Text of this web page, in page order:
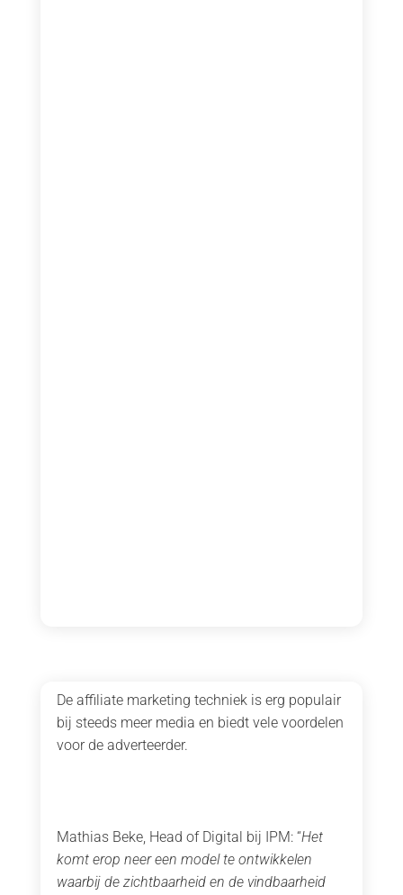
De affiliate marketing techniek is erg populair
bij steeds meer media en biedt vele voordelen
voor de adverteerder.
Mathias Beke, Head of Digital bij IPM: “Het
komt erop neer een model te ontwikkelen
waarbij de zichtbaarheid en de vindbaarheid